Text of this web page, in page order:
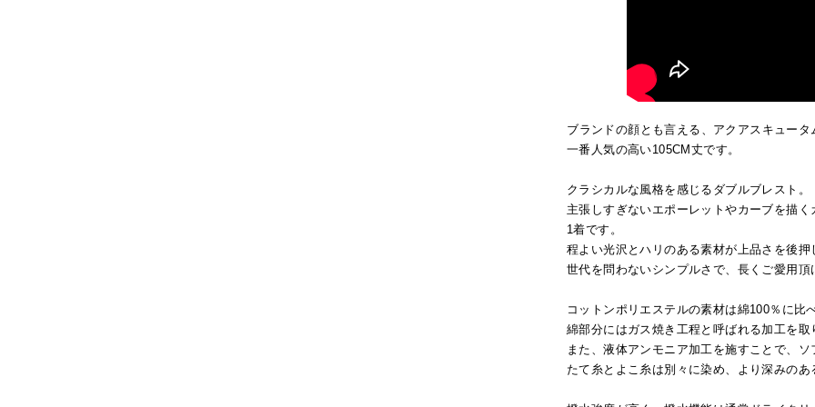
ブランドの顔とも言える、アクアスキュー
一番人気の高い105CM丈です。
クラシカルな風格を感じるダブルブレスト。
主張しすぎないエポーレットやカーブを描
1着です。
程よい光沢とハリのある素材が上品さを後押
世代を問わないシンプルさで、長くご愛用頂
コットンポリエステルの素材は綿100％に
綿部分にはガス焼き工程と呼ばれる加工を
また、液体アンモニア加工を施すことで、
たて糸とよこ糸は別々に染め、より深みの